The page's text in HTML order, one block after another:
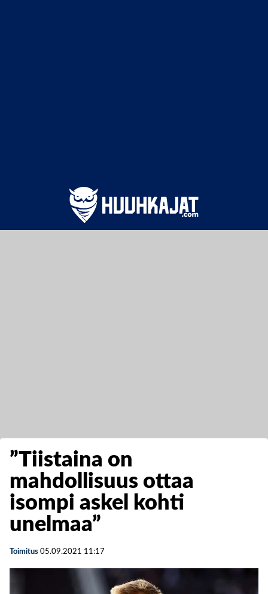
”Tiistaina on
mahdollisuus ottaa
isompi askel kohti
unelmaa”
Toimitus 05.09.2021 11:17